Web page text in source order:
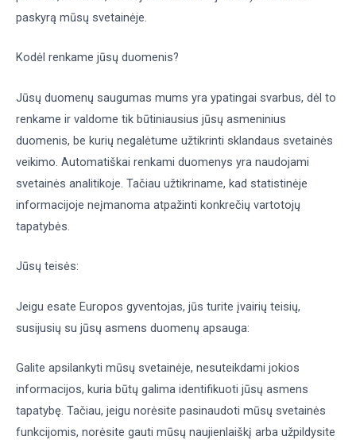
paskyrą mūsų svetainėje.
Kodėl renkame jūsų duomenis?
Jūsų duomenų saugumas mums yra ypatingai svarbus, dėl to
renkame ir valdome tik būtiniausius jūsų asmeninius
duomenis, be kurių negalėtume užtikrinti sklandaus svetainės
veikimo. Automatiškai renkami duomenys yra naudojami
svetainės analitikoje. Tačiau užtikriname, kad statistinėje
informacijoje neįmanoma atpažinti konkrečių vartotojų
tapatybės.
Jūsų teisės:
Jeigu esate Europos gyventojas, jūs turite įvairių teisių,
susijusių su jūsų asmens duomenų apsauga:
Galite apsilankyti mūsų svetainėje, nesuteikdami jokios
informacijos, kuria būtų galima identifikuoti jūsų asmens
tapatybę. Tačiau, jeigu norėsite pasinaudoti mūsų svetainės
funkcijomis, norėsite gauti mūsų naujienlaiškį arba užpildysite